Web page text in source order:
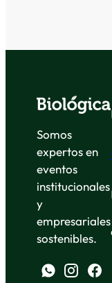
Somos
expertos en
eventos
institucionales
y
empresariales
sostenibles.